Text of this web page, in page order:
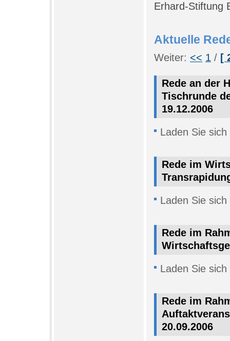
Erhard-Stiftung
Aktuelle
Weiter: << 1 / [
Rede an der
Tischrunde
19.12.2006
Laden Sie
Rede im
Laden Sie
Rede im
Laden Sie
Rede im
20.09.2006